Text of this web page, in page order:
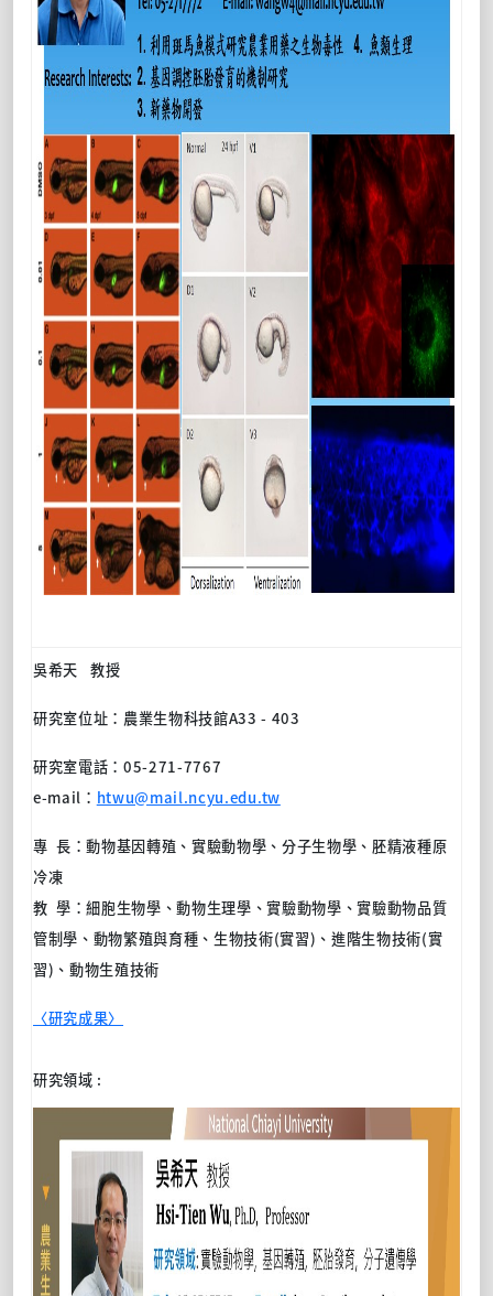
吳希天 教授
研究室位址： 農業生物科技館A33 - 403
研究室電話：05-271-7767
e-mail ： htwu@mail.ncyu.edu.tw
專 長：動物基因轉殖、實驗動物學、分子生物學、胚精液種原
冷凍
教 學：細胞生物學、動物生理學、實驗動物學、實驗動物品質
管制學、動物繁殖與育種、生物技術(實習)、進階生物技術(實
習)、動物生殖技術
〈研究成果〉
研究領域 :